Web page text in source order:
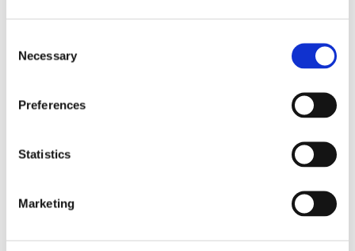
Selection
Necessary
Preferences
Statistics
Marketing
ALIMENTATION SOLAIRE.
Les briques de verre photovoltaïques permettent
de meilleures performances grâce à leur batterie
mA.h) et à leurs diodes LED à haute luminosité
(16 400 à 21 000 mcd). L’énergie accumulée par